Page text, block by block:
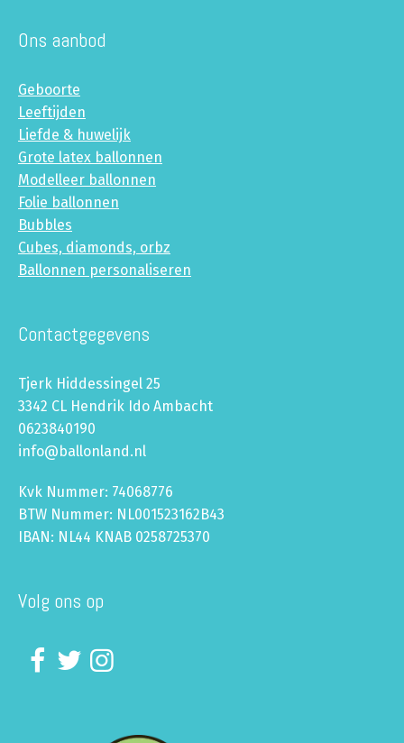
Ons aanbod
Geboorte
Leeftijden
Liefde & huwelijk
Grote latex ballonnen
Modelleer ballonnen
Folie ballonnen
Bubbles
Cubes, diamonds, orbz
Ballonnen personaliseren
Contactgegevens
Tjerk Hiddessingel 25
3342 CL Hendrik Ido Ambacht
0623840190
info@ballonland.nl
Kvk Nummer: 74068776
BTW Nummer: NL001523162B43
IBAN: NL44 KNAB 0258725370
Volg ons op